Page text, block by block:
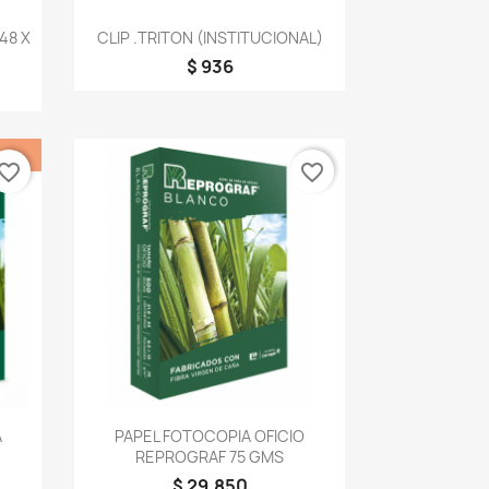
X
Vista rápida
CLIP .TRITON (INSTITUCIONAL)
$ 936
Vista rápida
PAPEL FOTOCOPIA OFICIO
REPROGRAF 75 GMS
favorite_border